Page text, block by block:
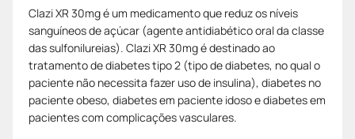
Clazi XR 30mg é um medicamento que reduz os níveis
sanguíneos de açúcar (agente antidiabético oral da classe
das sulfonilureias). Clazi XR 30mg é destinado ao
tratamento de diabetes tipo 2 (tipo de diabetes, no qual o
paciente não necessita fazer uso de insulina), diabetes no
paciente obeso, diabetes em paciente idoso e diabetes em
pacientes com complicações vasculares.